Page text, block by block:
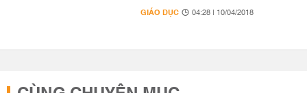
GIÁO DỤC 04:28 | 10/04/2018